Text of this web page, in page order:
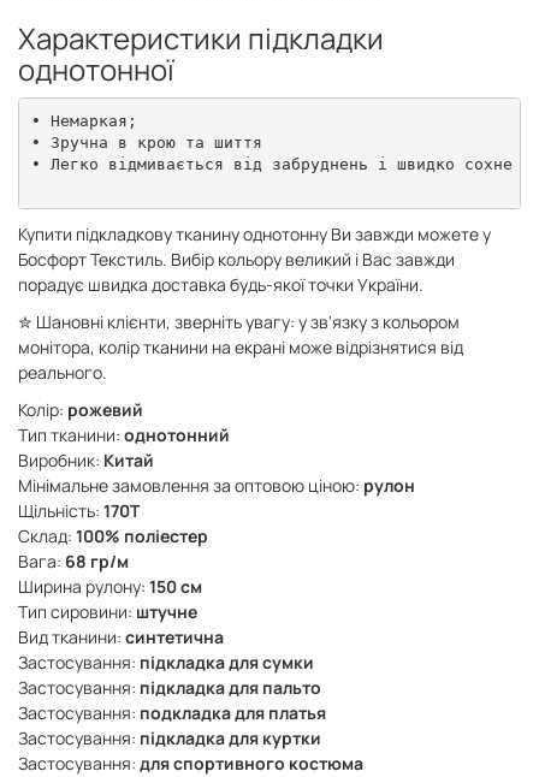
Характеристики підкладки
однотонної
• Немаркая;
• Зручна в крою та шиття
• Легко відмивається від забруднень і швидко сохне
Купити підкладкову тканину однотонну Ви завжди можете у
Босфорт Текстиль. Вибір кольору великий і Вас завжди
порадує швидка доставка будь-якої точки України.
✮ Шановні клієнти, зверніть увагу: у зв'язку з кольором
монітора, колір тканини на екрані може відрізнятися від
реального.
Колір: рожевий
Тип тканини: однотонний
Виробник: Китай
Мінімальне замовлення за оптовою ціною: рулон
Щільність: 170Т
Склад: 100% поліестер
Вага: 68 гр/м
Ширина рулону: 150 см
Тип сировини: штучне
Вид тканини: синтетична
Застосування: підкладка для сумки
Застосування: підкладка для пальто
Застосування: подкладка для платья
Застосування: підкладка для куртки
Застосування: для спортивного костюма